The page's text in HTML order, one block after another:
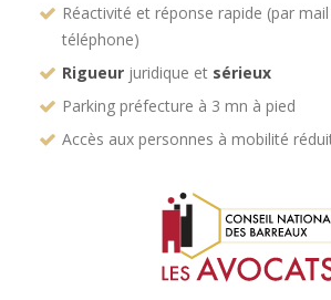
Réactivité et réponse rapide (par
téléphone)
Rigueur juridique et sérieux
Parking préfecture à 3 mn à pied
Accès aux personnes à mobilité